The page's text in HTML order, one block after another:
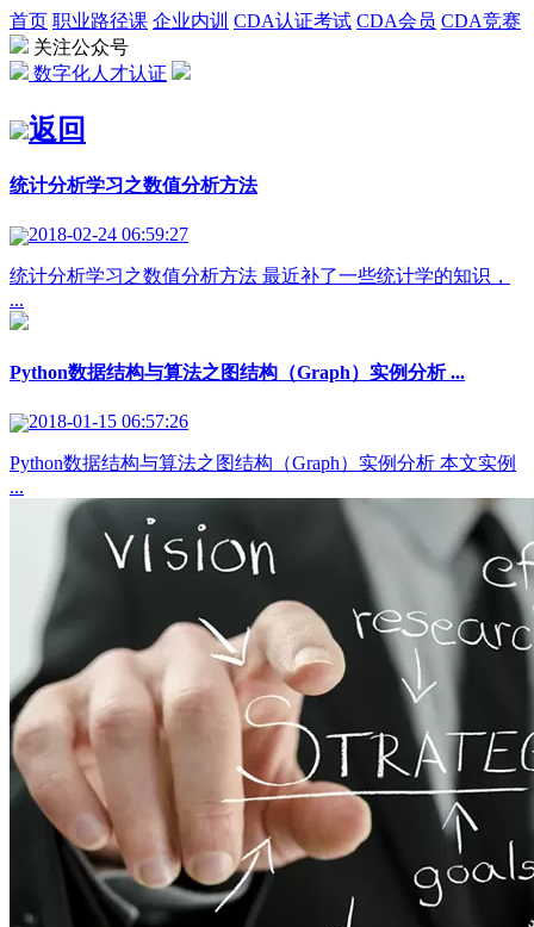
首页 职业路径课 企业内训 CDA认证考试 CDA会员 CDA竞赛
关注公众号
数字化人才认证
返回
统计分析学习之数值分析方法
2018-02-24 06:59:27
统计分析学习之数值分析方法 最近补了一些统计学的知识，
...
Python数据结构与算法之图结构（Graph）实例分析 ...
2018-01-15 06:57:26
Python数据结构与算法之图结构（Graph）实例分析 本文实例
...